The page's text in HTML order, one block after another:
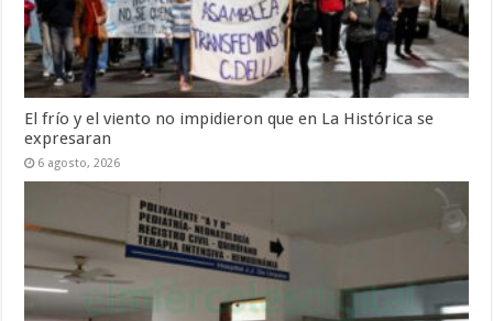
El frío y el viento no impidieron que en La Histórica se
expresaran
6 agosto, 2026